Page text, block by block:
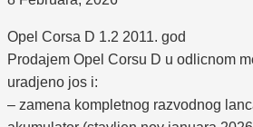
Opel Corsa D 1.2 2011. god
Prodajem Opel Corsu D u odlicnom
uradjeno jos i:
– zamena kompletnog razvodnog